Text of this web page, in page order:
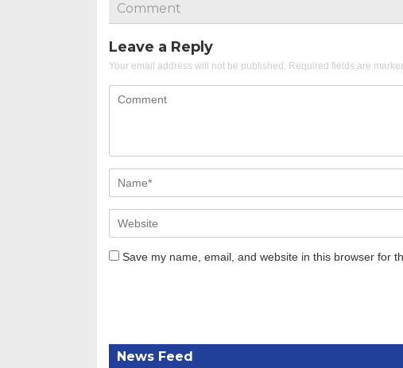
Comment
Leave a Reply
Your email address will not be published. Required fields are
Save my name, email, and website in this browser for
News Feed